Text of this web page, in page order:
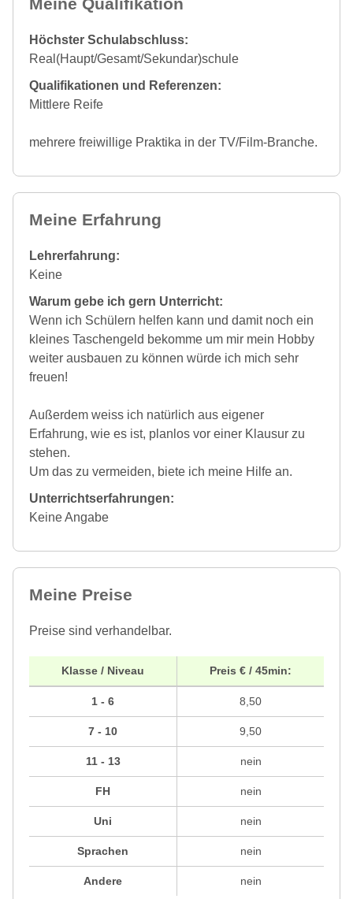
Höchster Schulabschluss:
Real(Haupt/Gesamt/Sekundar)schule
Qualifikationen und Referenzen:
Mittlere Reife
mehrere freiwillige Praktika in der TV/Film-Branche.
Meine Erfahrung
Lehrerfahrung:
Keine
Warum gebe ich gern Unterricht:
Wenn ich Schülern helfen kann und damit noch ein
kleines Taschengeld bekomme um mir mein Hobby
weiter ausbauen zu können würde ich mich sehr
freuen!
Außerdem weiss ich natürlich aus eigener
Erfahrung, wie es ist, planlos vor einer Klausur zu
stehen.
Um das zu vermeiden, biete ich meine Hilfe an.
Unterrichtserfahrungen:
Keine Angabe
Meine Preise
Preise sind verhandelbar.
Klasse / Niveau
1 - 6
7 - 10
11 - 13
FH
Uni
Sprachen
Andere
Preis € / 45min:
8,50
9,50
nein
nein
nein
nein
nein